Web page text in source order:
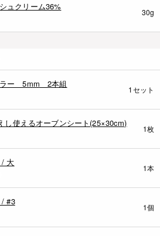
ュクリーム36%
30g
ラー 5mm 2本組
1セット
し使えるオーブンシート(25×30cm)
1枚
/ 大
1本
#3
1個